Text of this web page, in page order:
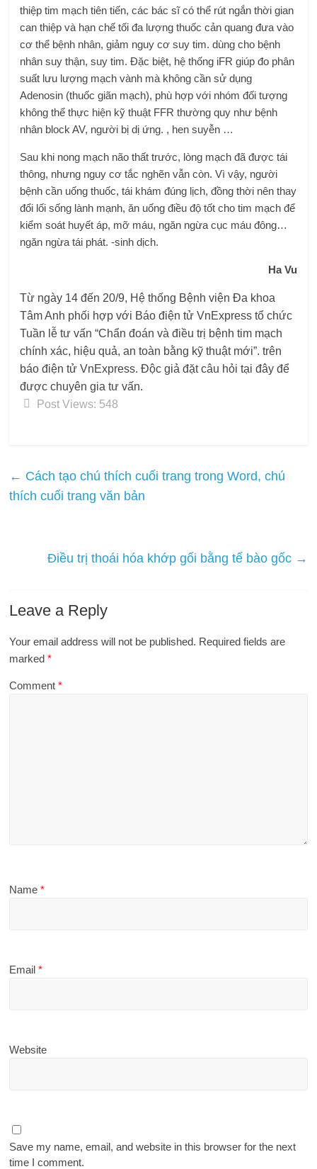
thiệp tim mạch tiên tiến, các bác sĩ có thể rút ngắn thời gian
can thiệp và hạn chế tối đa lượng thuốc cản quang đưa vào
cơ thể bệnh nhân, giảm nguy cơ suy tim. dùng cho bệnh
nhân suy thận, suy tim. Đặc biệt, hệ thống iFR giúp đo phân
suất lưu lượng mạch vành mà không cần sử dụng
Adenosin (thuốc giãn mạch), phù hợp với nhóm đối tượng
không thể thực hiện kỹ thuật FFR thường quy như bệnh
nhân block AV, người bị dị ứng. , hen suyễn …
Sau khi nong mạch não thất trước, lòng mạch đã được tái
thông, nhưng nguy cơ tắc nghẽn vẫn còn. Vì vậy, người
bệnh cần uống thuốc, tái khám đúng lịch, đồng thời nên thay
đổi lối sống lành mạnh, ăn uống điều độ tốt cho tim mạch để
kiểm soát huyết áp, mỡ máu, ngăn ngừa cục máu đông…
ngăn ngừa tái phát. -sinh dịch.
Ha Vu
Từ ngày 14 đến 20/9, Hệ thống Bệnh viện Đa khoa
Tâm Anh phối hợp với Báo điện tử VnExpress tổ chức
Tuần lễ tư vấn “Chẩn đoán và điều trị bệnh tim mạch
chính xác, hiệu quả, an toàn bằng kỹ thuật mới”. trên
báo điện tử VnExpress. Độc giả đặt câu hỏi tại đây để
được chuyên gia tư vấn.
Post Views: 548
← Cách tạo chú thích cuối trang trong Word, chú
thích cuối trang văn bản
Điều trị thoái hóa khớp gối bằng tế bào gốc →
Leave a Reply
Your email address will not be published. Required fields are
marked*
Comment*
Name*
Email*
Website
Save my name, email, and website in this browser for the next
time I comment.